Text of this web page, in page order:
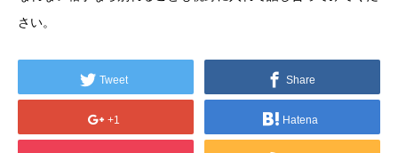
さい。
Tweet Share
+1 Hatena